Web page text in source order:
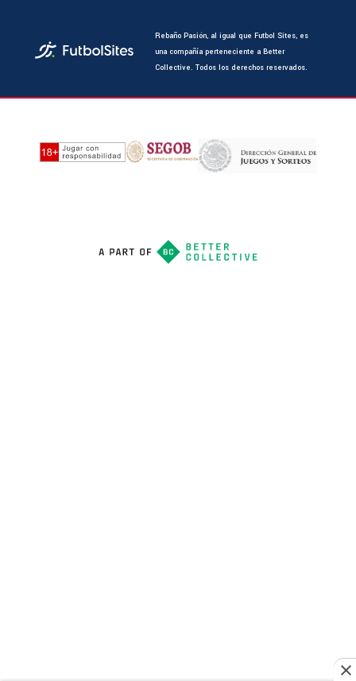
Rebaño Pasión, al igual que Futbol Sites, es
una compañía perteneciente a Better
Collective. Todos los derechos reservados.